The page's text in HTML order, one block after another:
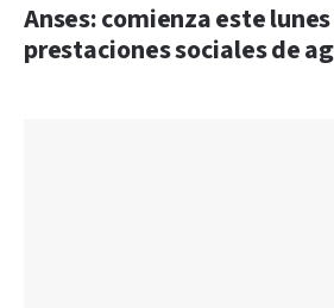
Anses: comienza este
prestaciones sociales de